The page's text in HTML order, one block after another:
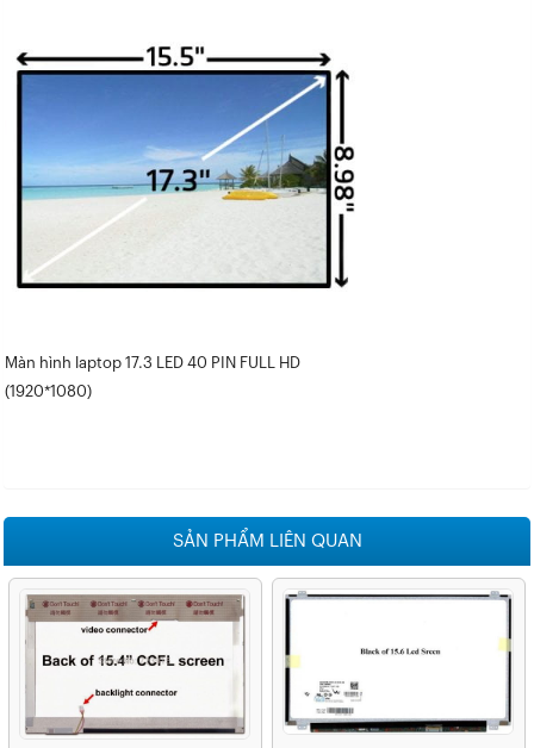
Màn hình laptop 17.3 LED 40 PIN FULL HD
(1920*1080)
SẢN PHẨM LIÊN QUAN